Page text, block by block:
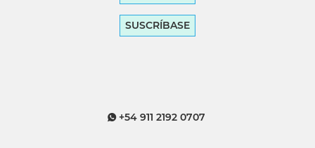
SUSCRÍBASE
+54 911 2192 0707